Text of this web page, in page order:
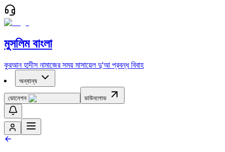
মুসলিম বাংলা
কুরআন হাদীস নামাজের সময় মাসায়েল দু'আ প্রবন্ধ বিবাহ
অন্যান্য
ডোনেশন ডাউনলোড